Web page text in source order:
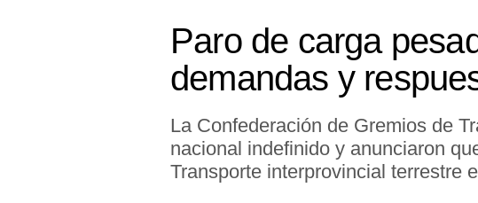
Paro de carga
demandas y
La Confederación de Gremios de
nacional indefinido y anunciaron
Transporte interprovincial terrestre